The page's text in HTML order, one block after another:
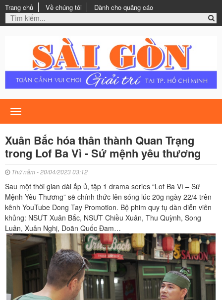
Trang chủ Về chúng tôi Dành cho quảng cáo
Toggle
navigation
Xuân Bắc hóa thân thành Quan Trạng
trong Lof Ba Vì - Sứ mệnh yêu thương
Thứ năm - 20/04/2023 03:12
Sau một thời gian dài ấp ủ, tập 1 drama series “Lof Ba Vì – Sứ
Mệnh Yêu Thương” sẽ chính thức lên sóng lúc 20g ngày 22/4 trên
kênh YouTube Dong Tay Promotion. Bộ phim quy tụ dàn diễn viên
khủng: NSƯT Xuân Bắc, NSƯT Chiều Xuân, Thu Quỳnh, Song
Luân, Xuân Nghị, Doãn Quốc Đam…